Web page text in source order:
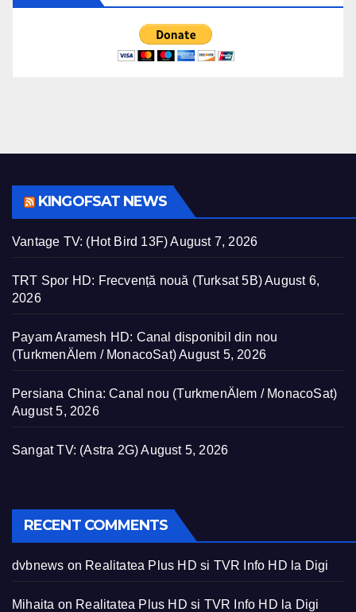
KINGOFSAT NEWS
Vantage TV: (Hot Bird 13F) August 7, 2026
TRT Spor HD: Frecvență nouă (Turksat 5B)August 6,
2026
Payam Aramesh HD: Canal disponibil din nou
(TurkmenÄlem / MonacoSat)August 5, 2026
Persiana China: Canal nou (TurkmenÄlem / MonacoSat)
August 5, 2026
Sangat TV: (Astra 2G) August 5, 2026
RECENT COMMENTS
dvbnews on Realitatea Plus HD si TVR Info HD la Digi
Mihaita on Realitatea Plus HD si TVR Info HD la Digi